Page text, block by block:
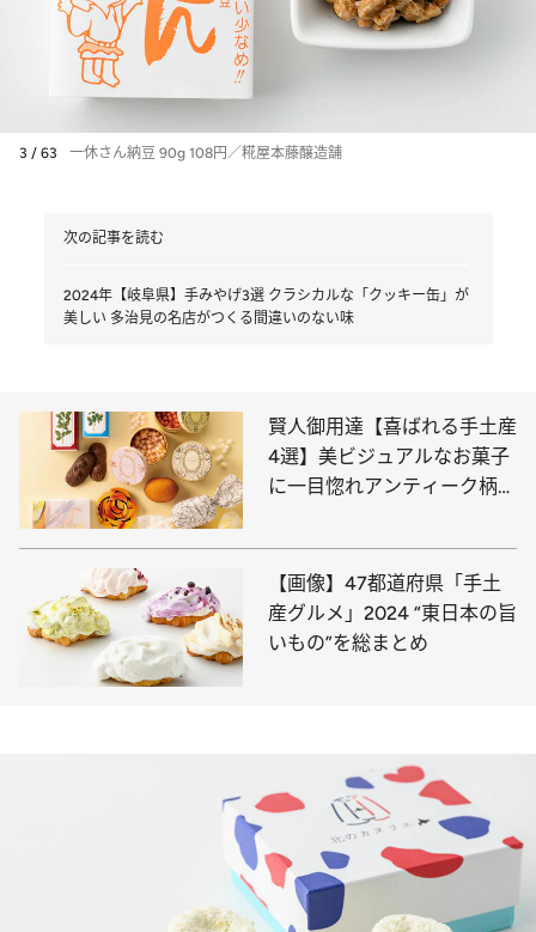
3 / 63 一休さん納豆 90g 108円／糀屋本藤醸造舗
次の記事を読む
2024年【岐阜県】手みやげ3選 クラシカルな「クッキー缶」が
美しい 多治見の名店がつくる間違いのない味
賢人御用達【喜ばれる手土産
4選】美ビジュアルなお菓子
に一目惚れアンティーク柄、
【画像】47都道府県「手土
産グルメ」2024 “東日本の旨
いもの”を総まとめ